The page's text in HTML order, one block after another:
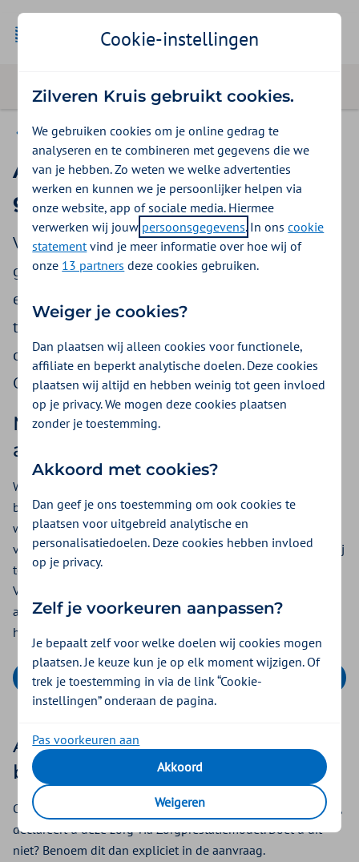
Machtigingen voor GGZ
Aanvraag verblijf niet-
gecontracteerde instelling
Vraag uw machtiging voor verblijf in een niet-
gecontracteerde instelling online aan. Verblijf in
een gecontracteerde instelling hoeft u niet aan
te vragen. Wilt u aanvullende informatie sturen
of vragen wij u om extra informatie of bijlagen?
Ga dan naardocument uploaden.
Machtiging voor een maximum
aantal verblijfsdagen
Wij verwachten van u dat u afschaalt naar ambulante
behandeling zodra dit kan. Ook als het aantal dagen
waarvoor wij de machtiging hebben gegeven nog niet
voorbij is. Bij een eventuele controle achteraf beoordelen wij
ten onrechte geleverde verblijfsdagen als onrechtmatig.
Verblijfsdagen waarvoor wij geen machtiging hebben
afgegeven betalen wij niet. Ook als u die verblijfsdagen wel
heeft geleverd.
Vul uw machtigingsaanvraag in
Als uw cliënt (deels) in het
buitenland behandeld wordt
Ook als uw cliënt (deels) in het buitenland behandelt wordt,
declareert u deze zorg via Zorgprestatiemodel. Doet u dit
niet? Benoem dit dan expliciet in de aanvraag.
Cookie-instellingen
Zilveren Kruis gebruikt cookies.
We gebruiken cookies om je online gedrag te
analyseren en te combineren met gegevens die we
van je hebben. Zo weten we welke advertenties
werken en kunnen we je persoonlijker helpen via
onze website, app of sociale media. Hiermee
verwerken wij jouw persoonsgegevens. In onscookie
statementvind je meer informatie over hoe wij of
onze 13 partners deze cookies gebruiken.
Weiger je cookies?
Dan plaatsen wij alleen cookies voor functionele,
affiliate en beperkt analytische doelen. Deze cookies
plaatsen wij altijd en hebben weinig tot geen invloed
op je privacy. We mogen deze cookies plaatsen
zonder je toestemming.
Akkoord met cookies?
Dan geef je ons toestemming om ook cookies te
plaatsen voor uitgebreid analytische en
personalisatiedoelen. Deze cookies hebben invloed
op je privacy.
Zelf je voorkeuren aanpassen?
Je bepaalt zelf voor welke doelen wij cookies mogen
plaatsen. Je keuze kun je op elk moment wijzigen. Of
trek je toestemming in via de link “Cookie-
instellingen” onderaan de pagina.
Pas voorkeuren aan
Akkoord
Weigeren